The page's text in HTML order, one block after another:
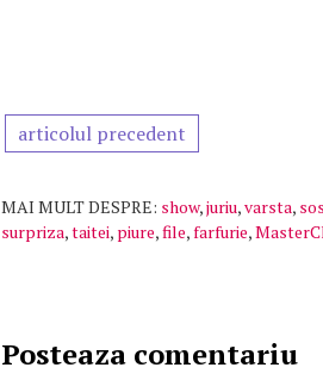
articolul precedent
MAI MULT DESPRE: show,juriu,varsta, sos
surpriza,taitei, piure,file,farfurie,
Posteaza comentariu